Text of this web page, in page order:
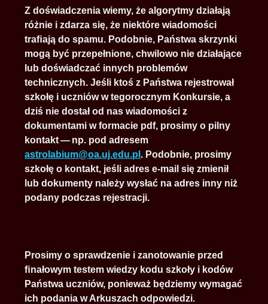
Z doświadczenia wiemy, że algorytmy działają
różnie i zdarza się, że niektóre wiadomości
traﬁają do spamu. Podobnie, Państwa skrzynki
mogą być przepełnione, chwilowo nie działające
lub doświadczać innych problemów
technicznych. Jeśli ktoś z Państwa rejestrował
szkołę i uczniów w tegorocznym Konkursie, a
dziś nie dostał od nas wiadomości z
dokumentami w formacie pdf, prosimy o pilny
kontakt — np. pod adresem
astrolabium@oa.uj.edu.pl . Podobnie, prosimy
szkołę o kontakt, jeśli adres e-mail się zmienił
lub dokumenty należy wysłać na adres inny niż
podany podczas rejestracji.
Prosimy o sprawdzenie i zanotowanie przed
ﬁnałowym testem wiedzy kodu szkoły i kodów
Państwa uczniów, ponieważ będziemy wymagać
ich podania w Arkuszach odpowiedzi.